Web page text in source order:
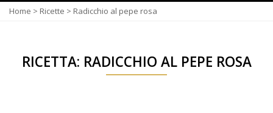
Home > Ricette > Radicchio al pepe rosa
RICETTA: RADICCHIO AL PEPE ROSA